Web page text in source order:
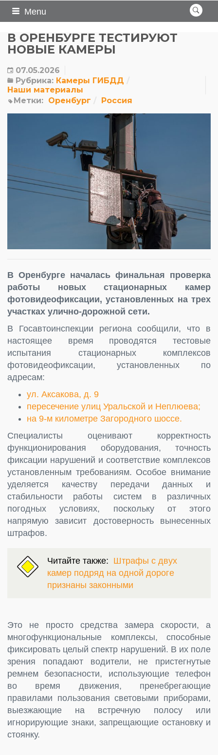
Menu
В ОРЕНБУРГЕ ТЕСТИРУЮТ
НОВЫЕ КАМЕРЫ
07.05.2026
Рубрика: Камеры ГИБДД
Наши материалы
Метки: Оренбург Россия
В Оренбурге началась финальная проверка
работы новых стационарных камер
фотовидеофиксации, установленных на трех
участках улично-дорожной сети.
В Госавтоинспекции региона сообщили, что в
настоящее время проводятся тестовые
испытания стационарных комплексов
фотовидеофиксации, установленных по
адресам:
ул. Аксакова, д. 9
пересечение улиц Уральской и Неплюева;
на 9-м километре Загородного шоссе.
Специалисты оценивают корректность
функционирования оборудования, точность
фиксации нарушений и соответствие комплексов
установленным требованиям. Особое внимание
уделяется качеству передачи данных и
стабильности работы систем в различных
погодных условиях, поскольку от этого
напрямую зависит достоверность вынесенных
штрафов.
Читайте также: Штрафы с двух
камер подряд на одной дороге
признаны законными
Это не просто средства замера скорости, а
многофункциональные комплексы, способные
фиксировать целый спектр нарушений. В их поле
зрения попадают водители, не пристегнутые
ремнем безопасности, использующие телефон
во время движения, пренебрегающие
правилами пользования световыми приборами,
выезжающие на встречную полосу или
игнорирующие знаки, запрещающие остановку и
стоянку.